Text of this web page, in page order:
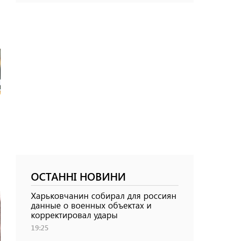
ОСТАННІ НОВИНИ
Харьковчанин собирал для россиян
данные о военных объектах и ​​
корректировал удары
19:25